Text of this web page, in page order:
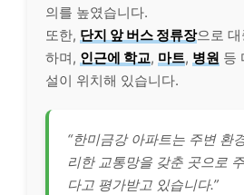
의를 높였습니다.
또한, 단지 앞 버스 정류장으로
하며, 인근에 학교, 마트, 병원 등
설이 위치해 있습니다.
“한미금강 아파트는 주변 환
리한 교통망을 갖춘 곳으로
다고 평가받고 있습니다.”